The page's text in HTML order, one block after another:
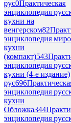
рус0Практическая
энциклопедия
кухни на
венгерском82
энциклопедия
кухни
(компакт)543
энциклопедия
кухни (4-е издание)
рус696
энциклопедия
кухни
Обложка344
энциклопедия